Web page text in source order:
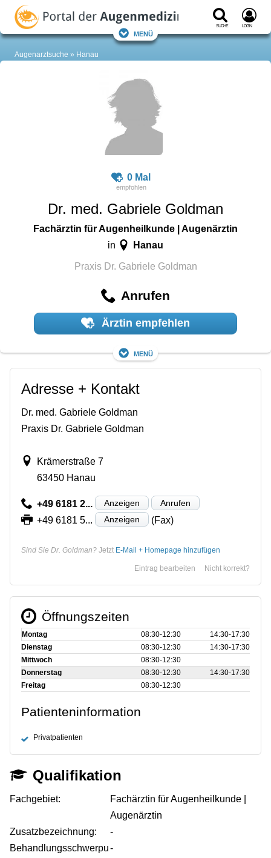
Suche Login
Menü
Augenarztsuche Hanau
0 Mal
Dr. med. Gabriele Goldman
Fachärztin für Augenheilkunde | Augenärztin
in Hanau
Praxis Dr. Gabriele Goldman
Anrufen
Ärztin empfehlen
Menü
Adresse + Kontakt
Dr. med. Gabriele Goldman
Praxis Dr. Gabriele Goldman
Krämerstraße 7
63450 Hanau
+49 6181 2... Anzeigen Anrufen
+49 6181 5... Anzeigen (Fax)
Sind Sie Dr. Goldman? Jetzt E-Mail + Homepage hinzufügen
Nicht korrekt?
Eintrag bearbeiten
Öffnungszeiten
Montag 08:30‑12:30
14:30‑17:30
Dienstag
08:30‑12:30
14:30‑17:30
Mittwoch
08:30‑12:30
Donnerstag
08:30‑12:30
14:30‑17:30
Freitag
08:30‑12:30
Patienteninformation
Privatpatienten
Qualifikation
Fachgebiet:
Fachärztin für Augenheilkunde |
Augenärztin
Zusatzbezeichnung:
-
Behandlungsschwerpu-